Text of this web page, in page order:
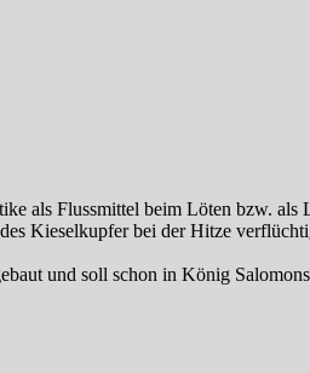
als Flussmittel beim Löten bzw. als
Kieselkupfer bei der Hitze
und soll schon in König